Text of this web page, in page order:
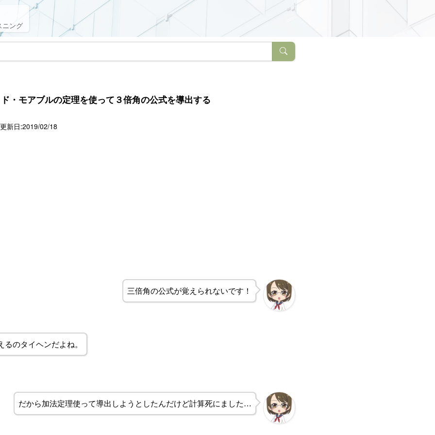
ニング
・モアブルの定理を使って３倍角の公式を導出する
新日:2019/02/18
三倍角の公式が覚えられないです！
るのタイヘンだよね。
だから加法定理使って導出しようとしたんだけど計算死にました…